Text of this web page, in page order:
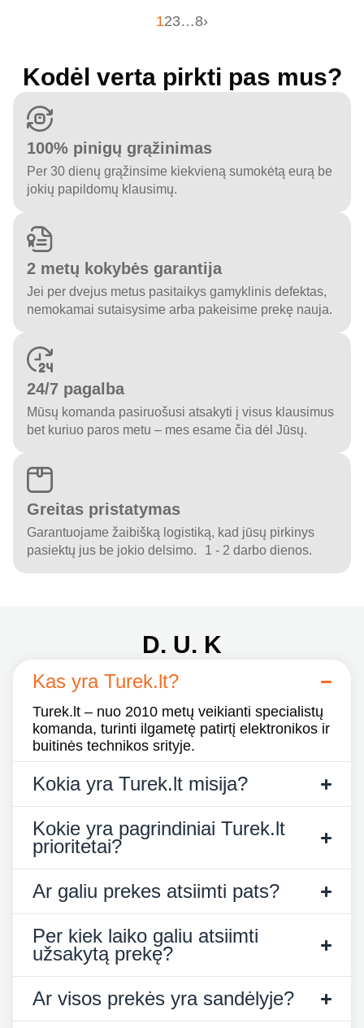
123…8›
Kodėl verta pirkti pas mus?
100% pinigų grąžinimas
Per 30 dienų grąžinsime kiekvieną sumokėtą eurą be
jokių papildomų klausimų.
2 metų kokybės garantija
Jei per dvejus metus pasitaikys gamyklinis defektas,
nemokamai sutaisysime arba pakeisime prekę nauja.
24/7 pagalba
Mūsų komanda pasiruošusi atsakyti į visus klausimus
bet kuriuo paros metu – mes esame čia dėl Jūsų.
Greitas pristatymas
Garantuojame žaibišką logistiką, kad jūsų pirkinys
pasiektų jus be jokio delsimo. 1 - 2 darbo dienos.
D. U. K
Kas yra Turek.lt?
Turek.lt – nuo 2010 metų veikianti specialistų
komanda, turinti ilgametę patirtį elektronikos ir
buitinės technikos srityje.
Kokia yra Turek.lt misija?
Kokie yra pagrindiniai Turek.lt
prioritetai?
Ar galiu prekes atsiimti pats?
Per kiek laiko galiu atsiimti
užsakytą prekę?
Ar visos prekės yra sandėlyje?